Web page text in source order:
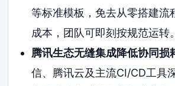
等标准模板，免去从零搭建流
成本，团队可即刻按规范运转。
腾讯生态无缝集成降低协同损
信、腾讯云及主流CI/CD工具